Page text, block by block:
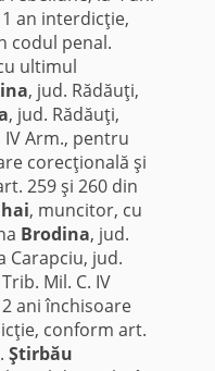
an interdicţie,
codul penal.
ultimul
, jud. Rădăuţi,
, jud. Rădăuţi,
Arm., pentru
corecţională şi
259 şi 260 din
, muncitor, cu
Brodina, jud.
Carapciu, jud.
Mil. C. IV
ani închisoare
conform art.
Ştirbău